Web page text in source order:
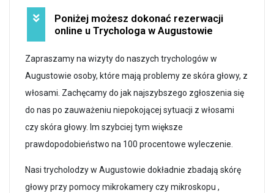
Poniżej możesz dokonać rezerwacji
online u Trychologa w Augustowie
Zapraszamy na wizyty do naszych trychologów w
Augustowie osoby, które mają problemy ze skóra głowy, z
włosami. Zachęcamy do jak najszybszego zgłoszenia się
do nas po zauważeniu niepokojącej sytuacji z włosami
czy skóra głowy. Im szybciej tym większe
prawdopodobieństwo na 100 procentowe wyleczenie.
Nasi trycholodzy w Augustowie dokładnie zbadają skórę
głowy przy pomocy mikrokamery czy mikroskopu ,